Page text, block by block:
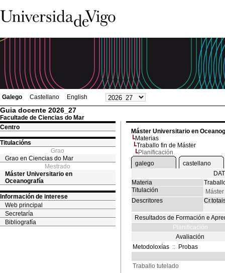
Galego Castellano English
Guia docente 2026_27
Facultade de Ciencias do Mar
Centro
Titulacións
Grao
Grao en Ciencias do Mar
Mestrado
Máster Universitario en
Oceanografía
Información de interese
Web principal
Secretaría
Bibliografía
Máster Universitario en
Materias
Traballo fin de Máster
Planificación
galego
castellano
Materia
Titulación
Descritores
Resultados de Formación e
Planificación
Avaliación
Metodoloxías :: Probas
Traballo tutelado